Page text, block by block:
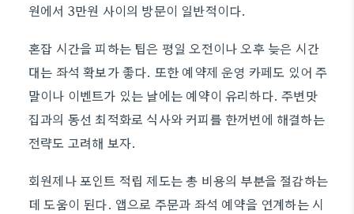
원에서 3만원 사이의 방문이 일반적이다.
혼잡 시간을 피하는 팁은 평일 오전이나 오후 늦은 시간
대는 좌석 확보가 좋다. 또한 예약제 운영 카페도 있어 주
말이나 이벤트가 있는 날에는 예약이 유리하다. 주변맛
집과의 동선 최적화로 식사와 커피를 한꺼번에 해결하는
전략도 고려해 보자.
회원제나 포인트 적립 제도는 총 비용의 부분을 절감하는
데 도움이 된다. 앱으로 주문과 좌석 예약을 연계하는 시